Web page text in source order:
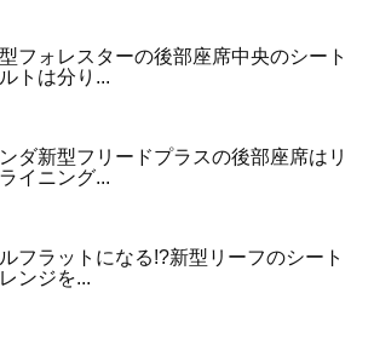
フォレスターの後部座席中央のシート
トは分り...
ダ新型フリードプラスの後部座席はリ
イニング...
フラットになる!?新型リーフのシート
ンジを...